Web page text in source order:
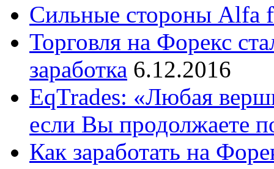
Сильные стороны Alfa
Торговля на Форекс
заработка 6.12.2016
EqTrades: «Любая
если Вы продолжаете
Как заработать на